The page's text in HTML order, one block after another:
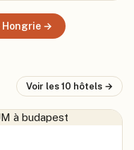
Hongrie→
Voir les 10 hôtels →